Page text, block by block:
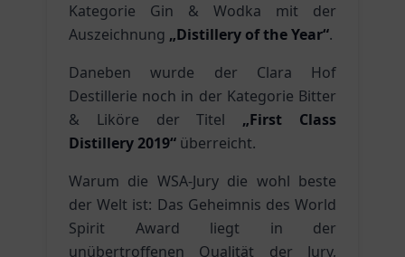
Kategorie Gin & Wodka mit der
Auszeichnung „Distillery of the Year“.
Daneben wurde der Clara Hof
Destillerie noch in der Kategorie Bitter
& Liköre der Titel „First Class
Distillery 2019“ überreicht.
Warum die WSA-Jury die wohl beste
der Welt ist: Das Geheimnis des World
Spirit Award liegt in der
unübertroffenen Qualität der Jury,